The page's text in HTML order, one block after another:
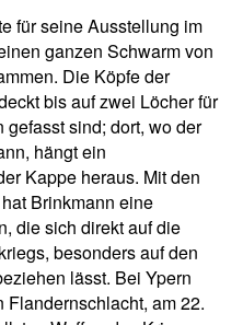
für seine Ausstellung im
ganzen Schwarm von
Die Köpfe der
bis auf zwei Löcher für
sind; dort, wo der
hängt ein
Kappe heraus. Mit den
Brinkmann eine
die sich direkt auf die
besonders auf den
lässt. Bei Ypern
am 22.